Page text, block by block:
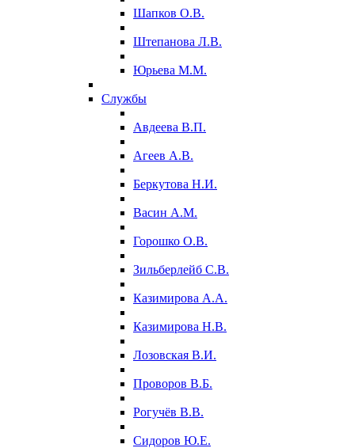
Шапков О.В.
Штепанова Л.В.
Юрьева М.М.
Службы
Авдеева В.П.
Агеев А.В.
Беркутова Н.И.
Васин А.М.
Горошко О.В.
Зильберлейб С.В.
Казимирова А.А.
Казимирова Н.В.
Лозовская В.И.
Проворов В.Б.
Рогучёв В.В.
Сидоров Ю.Е.